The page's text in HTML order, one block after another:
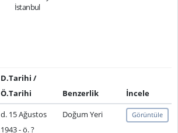
İstanbul
D.Tarihi /
Ö.Tarihi
Benzerlik
İncele
d. 15 Ağustos
1943 - ö. ?
Doğum Yeri Görüntüle